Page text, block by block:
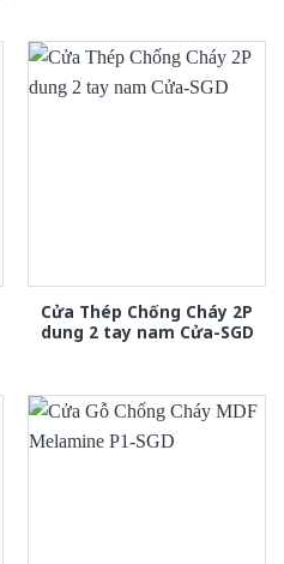
Cửa Thép Chống Cháy 2P
dung 2 tay nam Cửa-SGD